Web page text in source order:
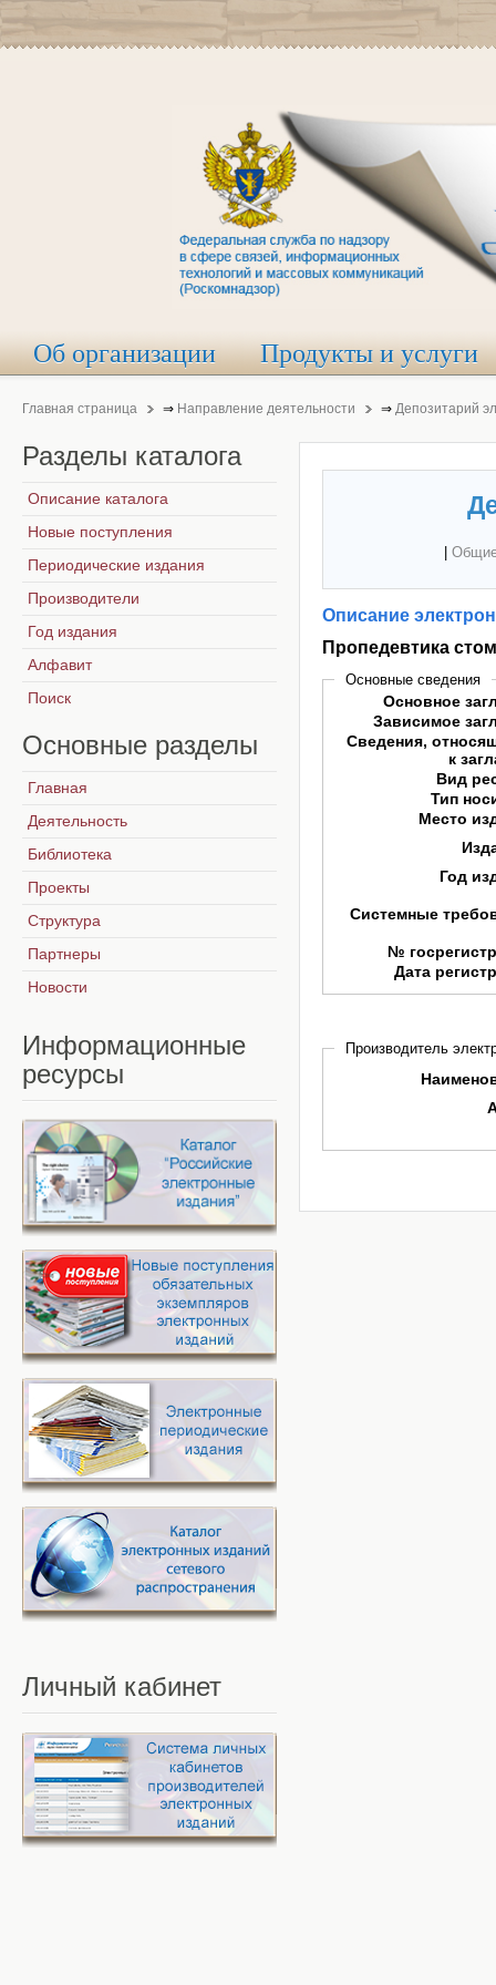
Об организации Продукты и услуги
Главная страница ⇒ Направление деятельности ⇒ Депозитарий
Описание
Пропедевтика
Основные сведения
Основное
Зависимое
Сведения,
к
Вид
Тип
Место
Год
Системные
№
Дата
Производитель
Разделы каталога
Описание каталога
Новые поступления
Периодические издания
Производители
Год издания
Алфавит
Поиск
Основные разделы
Главная
Деятельность
Библиотека
Проекты
Структура
Партнеры
Новости
Информационные
ресурсы
Личный кабинет